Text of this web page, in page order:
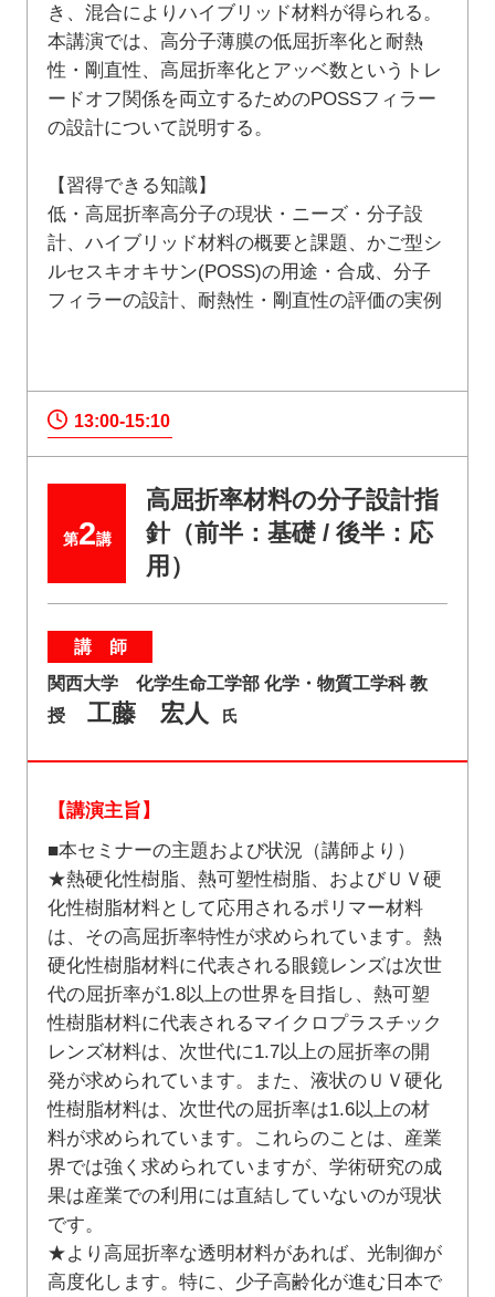
き、混合によりハイブリッド材料が得られる。
本講演では、高分子薄膜の低屈折率化と耐熱
性・剛直性、高屈折率化とアッベ数というトレ
ードオフ関係を両立するためのPOSSフィラー
の設計について説明する。
【習得できる知識】
低・高屈折率高分子の現状・ニーズ・分子設
計、ハイブリッド材料の概要と課題、かご型シ
ルセスキオキサン(POSS)の用途・合成、分子
フィラーの設計、耐熱性・剛直性の評価の実例
13:00-15:10
第2講
高屈折率材料の分子設計指
針（前半：基礎 / 後半：応
用）
講 師
関西大学 化学生命工学部 化学・物質工学科 教
授
工藤 宏人 氏
【講演主旨】
■本セミナーの主題および状況（講師より）
★熱硬化性樹脂、熱可塑性樹脂、およびＵＶ硬
化性樹脂材料として応用されるポリマー材料
は、その高屈折率特性が求められています。熱
硬化性樹脂材料に代表される眼鏡レンズは次世
代の屈折率が1.8以上の世界を目指し、熱可塑
性樹脂材料に代表されるマイクロプラスチック
レンズ材料は、次世代に1.7以上の屈折率の開
発が求められています。また、液状のＵＶ硬化
性樹脂材料は、次世代の屈折率は1.6以上の材
料が求められています。これらのことは、産業
界では強く求められていますが、学術研究の成
果は産業での利用には直結していないのが現状
です。
★より高屈折率な透明材料があれば、光制御が
高度化します。特に、少子高齢化が進む日本で